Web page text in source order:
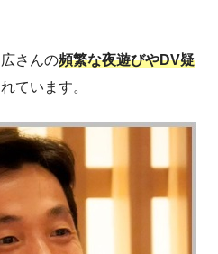
さんの頻繁な夜遊びやDV疑
ています。